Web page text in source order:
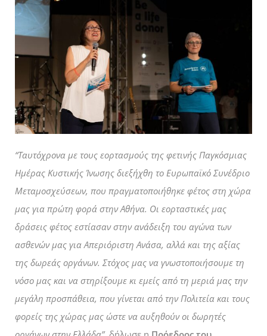
“Ταυτόχρονα με τους εορτασμούς της φετινής Παγκόσμιας
Ημέρας Κυστικής Ίνωσης διεξήχθη το Ευρωπαϊκό Συνέδριο
Μεταμοσχεύσεων, που πραγματοποιήθηκε φέτος στη χώρα
μας για πρώτη φορά στην Αθήνα. Οι εορταστικές μας
δράσεις φέτος εστίασαν στην ανάδειξη του αγώνα των
ασθενών μας για Απεριόριστη Ανάσα, αλλά και της αξίας
της δωρεάς οργάνων. Στόχος μας να γνωστοποιήσουμε τη
νόσο μας και να στηρίξουμε κι εμείς από τη μεριά μας την
μεγάλη προσπάθεια, που γίνεται από την Πολιτεία και τους
φορείς της χώρας μας ώστε να αυξηθούν οι δωρητές